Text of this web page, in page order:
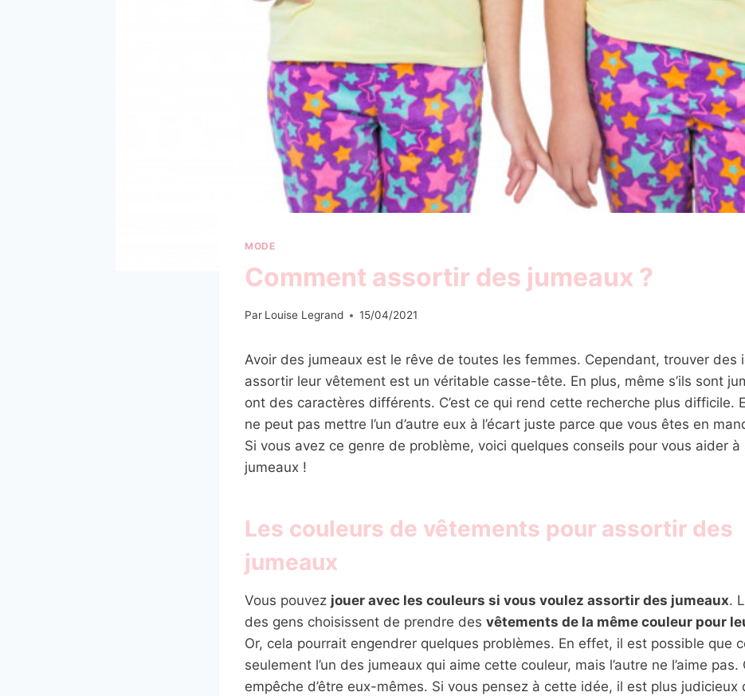
MODE
Comment assortir des jumeaux ?
Par Louise Legrand 15/04/2021
Avoir des jumeaux est le rêve de toutes les femmes. Cependant, trouver des
assortir leur vêtement est un véritable casse-tête. En plus, même s’ils sont
ont des caractères différents. C’est ce qui rend cette recherche plus difficile.
ne peut pas mettre l’un d’autre eux à l’écart juste parce que vous êtes en
Si vous avez ce genre de problème, voici quelques conseils pour vous aider
jumeaux !
Les couleurs de vêtements pour assortir des
jumeaux
Vous pouvez jouer avec les couleurs si vous voulez assortir des jumeaux.
des gens choisissent de prendre des vêtements de la même couleur pour
Or, cela pourrait engendrer quelques problèmes. En effet, il est possible que
seulement l’un des jumeaux qui aime cette couleur, mais l’autre ne l’aime pas.
empêche d’être eux-mêmes. Si vous pensez à cette idée, il est plus judicieux